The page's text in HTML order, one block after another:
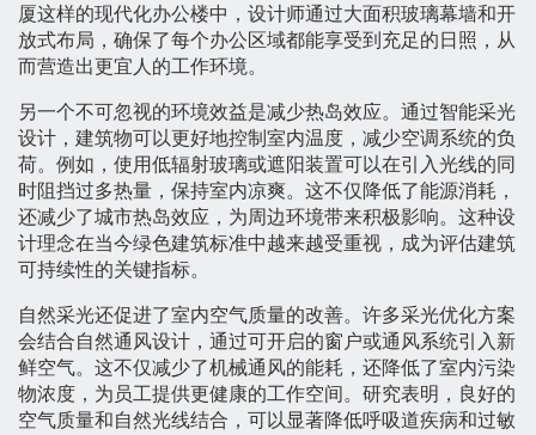
厦这样的现代化办公楼中，设计师通过大面积玻璃幕墙和开
放式布局，确保了每个办公区域都能享受到充足的日照，从
而营造出更宜人的工作环境。
另一个不可忽视的环境效益是减少热岛效应。通过智能采光
设计，建筑物可以更好地控制室内温度，减少空调系统的负
荷。例如，使用低辐射玻璃或遮阳装置可以在引入光线的同
时阻挡过多热量，保持室内凉爽。这不仅降低了能源消耗，
还减少了城市热岛效应，为周边环境带来积极影响。这种设
计理念在当今绿色建筑标准中越来越受重视，成为评估建筑
可持续性的关键指标。
自然采光还促进了室内空气质量的改善。许多采光优化方案
会结合自然通风设计，通过可开启的窗户或通风系统引入新
鲜空气。这不仅减少了机械通风的能耗，还降低了室内污染
物浓度，为员工提供更健康的工作空间。研究表明，良好的
空气质量和自然光线结合，可以显著降低呼吸道疾病和过敏